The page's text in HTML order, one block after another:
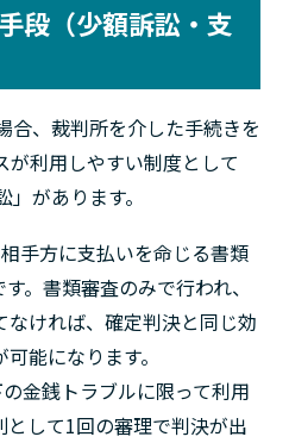
段（少額訴訟・支
合、裁判所を介した手続きを
が利用しやすい制度として
」があります。
手方に支払いを命じる書類
。書類審査のみで行われ、
ければ、確定判決と同じ効
能になります。
金銭トラブルに限って利用
して1回の審理で判決が出